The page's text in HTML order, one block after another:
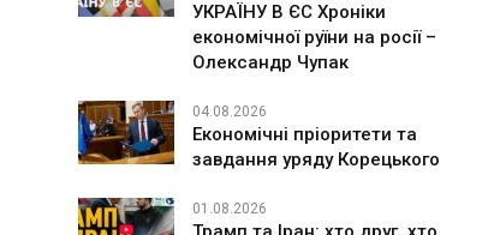
УКРАЇНУ В ЄС Хроніки
економічної руїни на росії –
Олександр Чупак
04.08.2026
Економічні пріоритети та
завдання уряду Корецького
01.08.2026